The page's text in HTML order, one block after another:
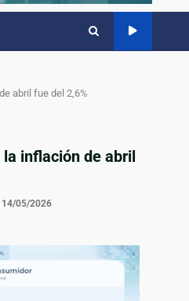
abril fue del 2,6%
la inflación de abril
14/05/2026